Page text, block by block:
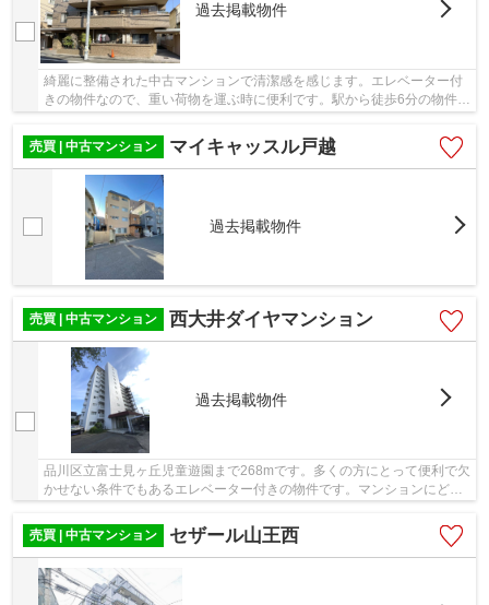
過去掲載物件
綺麗に整備された中古マンションで清潔感を感じます。エレベーター付
きの物件なので、重い荷物を運ぶ時に便利です。駅から徒歩6分の物件で
す。不動産のことで当社にご要望やご不明な点...
売買 | 中古マンション
マイキャッスル戸越
過去掲載物件
売買 | 中古マンション 西大井ダイヤマンション
過去掲載物件
品川区立富士見ヶ丘児童遊園まで268mです。多くの方にとって便利で欠
かせない条件でもあるエレベーター付きの物件です。マンションにどん
売買 | 中古マンション
セザール山王西